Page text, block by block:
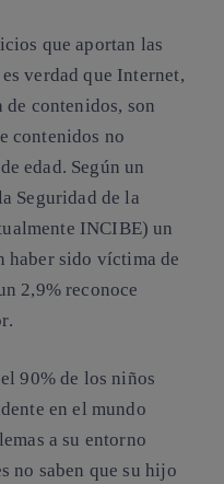
que aportan las
verdad que Internet,
contenidos, son
contenidos no
edad. Según un
Seguridad de la
INCIBE) un
haber sido víctima de
2,9% reconoce
90% de los niños
en el mundo
a su entorno
no saben que su hijo